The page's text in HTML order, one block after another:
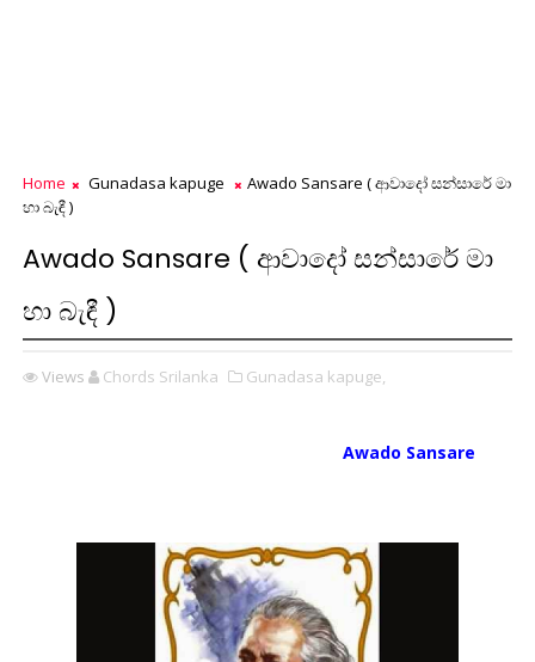
Home Gunadasa kapuge
Awado Sansare ( ආවාදෝ සන්සාරේ මා
හා බැඳී )
Awado Sansare ( ආවාදෝ සන්සාරේ මා
හා බැඳී )
Views Chords Srilanka Gunadasa kapuge,
Awado Sansare